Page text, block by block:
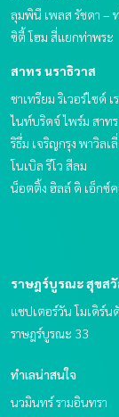
ลุมพินี เพลส รัชดา –
ซิตี้ โฮม สี่แยกท่าพระ
สาทร นราธิวาส
ชาเทรียม ริเวอร์ไซด์
ไนท์บริดจ์ ไพร์ม สาทร
ริธึ่ม เจริญกรุง พาวิลเ
โนเบิล รีโว สีลม
น็อตติ้ง ฮิลล์ ดิ เอ็กซ์
ราษฎร์บูรณะ สุขส
แชปเตอร์วัน โมเดิร์น
ราษฎร์บูรณะ 33
ทำเลน่าสนใจ
นวมินทร์ รามอินทรา